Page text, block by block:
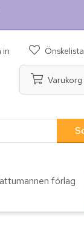
in Önskelista
Varukorg
förlag